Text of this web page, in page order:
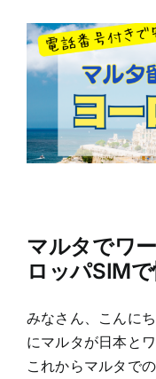
マルタでワ
ロッパSIM
みなさん、こんに
にマルタが日本と
これからマルタで